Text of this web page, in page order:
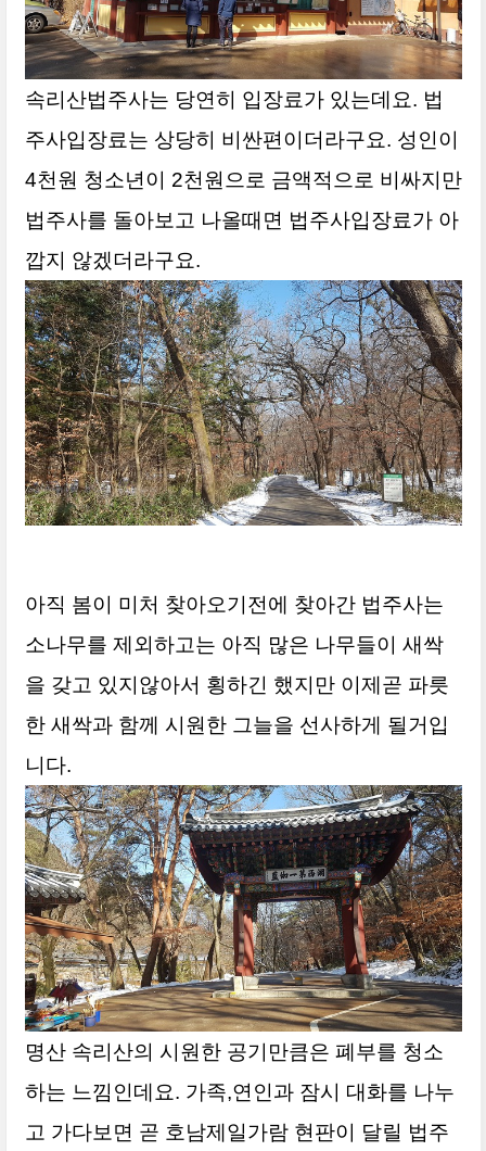
속리산법주사는 당연히 입장료가 있는데요. 법
주사입장료는 상당히 비싼편이더라구요. 성인이
4천원 청소년이 2천원으로 금액적으로 비싸지만
법주사를 돌아보고 나올때면 법주사입장료가 아
깝지 않겠더라구요.
아직 봄이 미처 찾아오기전에 찾아간 법주사는
소나무를 제외하고는 아직 많은 나무들이 새싹
을 갖고 있지않아서 횡하긴 했지만 이제곧 파릇
한 새싹과 함께 시원한 그늘을 선사하게 될거입
니다.
명산 속리산의 시원한 공기만큼은 폐부를 청소
하는 느낌인데요. 가족,연인과 잠시 대화를 나누
고 가다보면 곧 호남제일가람 현판이 달릴 법주